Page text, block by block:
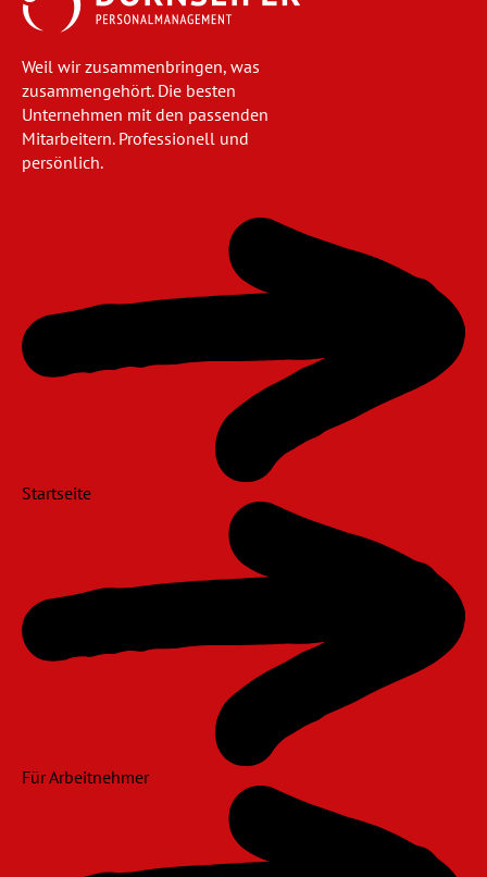
Weil wir zusammenbringen, was
zusammengehört. Die besten
Unternehmen mit den passenden
Mitarbeitern. Professionell und
persönlich.
Startseite
Für Arbeitnehmer